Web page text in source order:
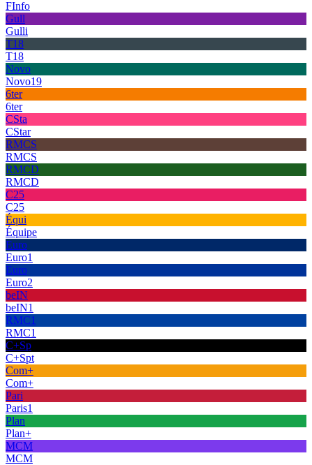
FInfo
Gull
Gulli
T18
T18
Novo
Novo19
6ter
6ter
CSta
CStar
RMCS
RMCS
RMCD
RMCD
C25
C25
Équi
Équipe
Euro
Euro1
Euro
Euro2
beIN
beIN1
RMC1
RMC1
C+Sp
C+Spt
Com+
Com+
Pari
Paris1
Plan
Plan+
MCM
MCM